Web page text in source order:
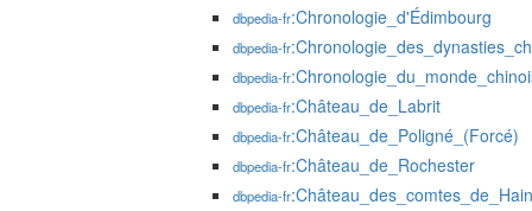
dbpedia-fr:Chronologie_d'Édimbourg
dbpedia-fr
dbpedia-fr
dbpedia-fr:Château_de_Labrit
dbpedia-fr:Château_de_Poligné_(Forcé)
dbpedia-fr:Château_de_Rochester
dbpedia-fr